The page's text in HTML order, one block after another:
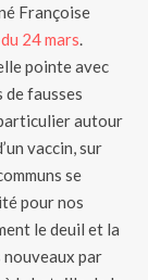
Françoise
24 mars
pointe avec
de fausses
autour
vaccin, sur
se
pour nos
le deuil et la
nouveaux par